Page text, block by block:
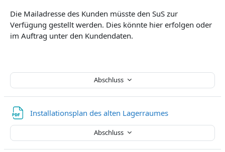
Abschluss
Die Mailadresse des Kunden müsste den SuS zur
Verfügung gestellt werden. Dies könnte hier erfolgen oder
im Auftrag unter den Kundendaten.
Installationsplan des alten Lagerraumes
Abschluss